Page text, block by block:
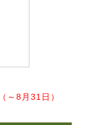
～8月31日）